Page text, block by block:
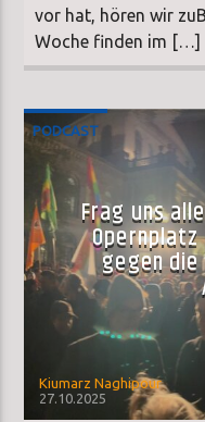
vor hat, hören wir
Woche finden im […]
PODCAST
Frag uns
gegen
Kiumarz Naghipour
27.10.2025